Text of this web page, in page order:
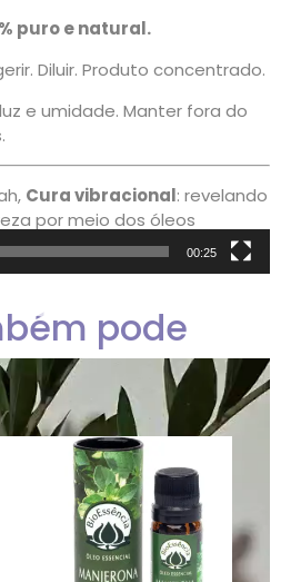
puro e natural.
Diluir. Produto concentrado.
e umidade. Manter fora do
Cura vibracional: revelando
por meio dos óleos
Editora Lazlo, 2019.
00:25
pode